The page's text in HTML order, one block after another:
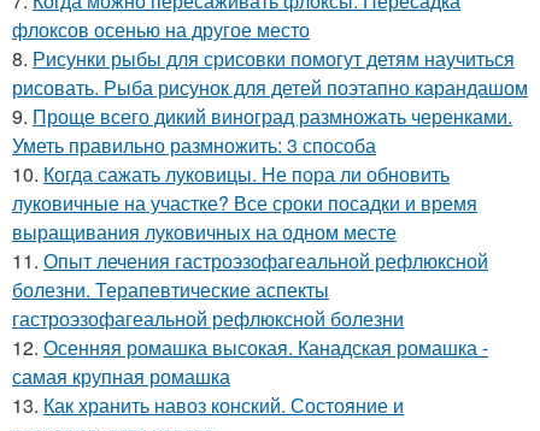
флоксов осенью на другое место
8. Рисунки рыбы для срисовки помогут детям научиться
рисовать. Рыба рисунок для детей поэтапно карандашом
9. Проще всего дикий виноград размножать черенками.
Уметь правильно размножить: 3 способа
10. Когда сажать луковицы. Не пора ли обновить
луковичные на участке? Все сроки посадки и время
выращивания луковичных на одном месте
11. Опыт лечения гастроэзофагеальной рефлюксной
болезни. Терапевтические аспекты
гастроэзофагеальной рефлюксной болезни
12. Осенняя ромашка высокая. Канадская ромашка -
самая крупная ромашка
13. Как хранить навоз конский. Состояние и